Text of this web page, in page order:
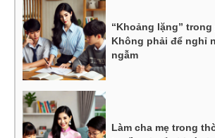
“Khoảng lặng”
Không phải để nghỉ
ngẫm
Làm cha mẹ trong